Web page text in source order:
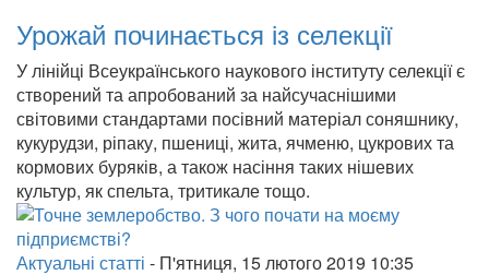
Урожай починається із селекції
У лінійці Всеукраїнського наукового інституту селекції є
створений та апробований за найсучаснішими
світовими стандартами посівний матеріал соняшнику,
кукурудзи, ріпаку, пшениці, жита, ячменю, цукрових та
кормових буряків, а також насіння таких нішевих
культур, як спельта, тритикале тощо.
Актуальні статті - П'ятниця, 15 лютого 2019 10:35